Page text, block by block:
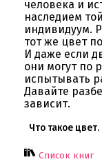
человека и
наследием
индивидуум.
тот же цвет
И даже если
они могут по
испытывать
Давайте
зависит.
Что такое цвет.
Список книг
Ваша скидка
Контактная
Доставка